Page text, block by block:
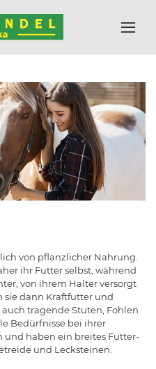
von pflanzlicher Nahrung.
ihr Futter selbst, während
von ihrem Halter versorgt
sie dann Kraftfutter und
tragende Stuten, Fohlen
Bedürfnisse bei ihrer
und haben ein breites Futter-
und Lecksteinen.